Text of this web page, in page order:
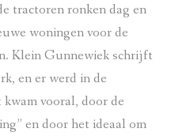
tractoren ronken dag en
woningen voor de
Klein Gunnewiek schrijft
en er werd in de
vooral, door de
en door het ideaal om